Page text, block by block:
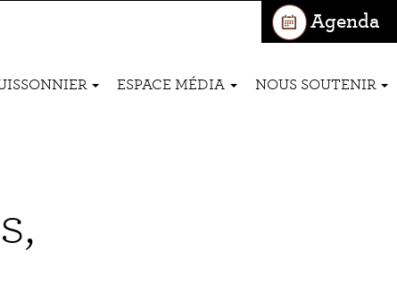
Agenda
ESPACE MÉDIA NOUS SOUTENIR